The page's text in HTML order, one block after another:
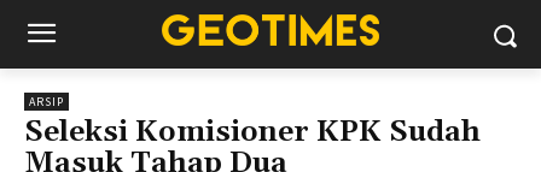
ARSIP
Seleksi Komisioner KPK Sudah
Masuk Tahap Dua